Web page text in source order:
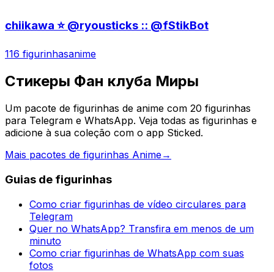
chiikawa ⭐️ @ryousticks :: @fStikBot
116 figurinhasanime
Стикеры Фан клуба Миры
Um pacote de figurinhas de anime com 20 figurinhas
para Telegram e WhatsApp. Veja todas as figurinhas e
adicione à sua coleção com o app Sticked.
Mais pacotes de figurinhas Anime→
Guias de figurinhas
Como criar figurinhas de vídeo circulares para
Telegram
Quer no WhatsApp? Transfira em menos de um
minuto
Como criar figurinhas de WhatsApp com suas
fotos